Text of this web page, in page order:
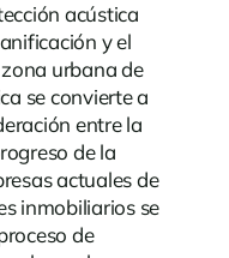
acústica
y el
urbana de
se convierte a
entre la
de la
actuales de
inmobiliarios se
de